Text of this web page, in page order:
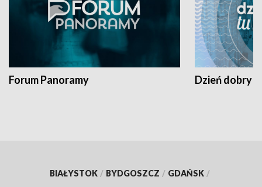
Forum Panoramy Dzień dobry
BIAŁYSTOK / BYDGOSZCZ / GDAŃSK /